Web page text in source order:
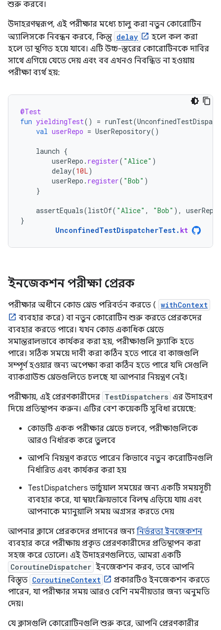
শুরু করবে।
উদাহরণস্বরূপ, এই পরীক্ষার মধ্যে চালু করা নতুন কোরোটিন
অ্যালিসকে নিবন্ধন করবে, কিন্তু delay
হলে কল করা
হলে তা স্থগিত হয়ে যাবে। এটি উচ্চ-স্তরের কোরোটিনকে দাবির
সাথে এগিয়ে যেতে দেয় এবং বব এখনও নিবন্ধিত না হওয়ায়
পরীক্ষা ব্যর্থ হয়:
@Test
fun yieldingTest() = runTest(
val userRepo = UserRepository()
launch {
userRepo . register( "Alice" )
delay(10L)
userRepo . register( "Bob" )
}
assertEquals(listOf( "Alice" , "Bob" ), userRepo
}
UnconfinedTestDispatcherTest. kt
ইনজেকশন পরীক্ষা প্রেরক
পরীক্ষার অধীনে কোড থ্রেড পরিবর্তন করতে ( withContext
ব্যবহার করে) বা নতুন কোরোটিন শুরু করতে প্রেরকদের
ব্যবহার করতে পারে। যখন কোড একাধিক থ্রেডে
সমান্তরালভাবে কার্যকর করা হয়, পরীক্ষাগুলি ফ্ল্যাকি হতে
পারে। সঠিক সময়ে দাবী করা কঠিন হতে পারে বা কাজগুলি
সম্পূর্ণ হওয়ার জন্য অপেক্ষা করা কঠিন হতে পারে যদি সেগুলি
ব্যাকগ্রাউন্ড থ্রেডগুলিতে চলছে যা আপনার নিয়ন্ত্রণ নেই।
পরীক্ষায়, এই প্রেরণকারীদের TestDispatchers এর উদাহরণ
দিয়ে প্রতিস্থাপন করুন। এটির বেশ কয়েকটি সুবিধা রয়েছে:
কোডটি একক পরীক্ষার থ্রেডে চলবে, পরীক্ষাগুলিকে
আরও নির্ধারক করে তুলবে
আপনি নিয়ন্ত্রণ করতে পারেন কিভাবে নতুন করোটিনগুলি
নির্ধারিত এবং কার্যকর করা হয়
TestDispatchers ভার্চুয়াল সময়ের জন্য একটি সময়সূচী
ব্যবহার করে, যা স্বয়ংক্রিয়ভাবে বিলম্ব এড়িয়ে যায় এবং
আপনাকে ম্যানুয়ালি সময় অগ্রসর করতে দেয়
আপনার ক্লাসে প্রেরকদের প্রদানের জন্য নির্ভরতা ইনজেকশন
ব্যবহার করে পরীক্ষায় প্রকৃত প্রেরণকারীদের প্রতিস্থাপন করা
সহজ করে তোলে। এই উদাহরণগুলিতে, আমরা একটি
CoroutineDispatcher ইনজেকশন করব, তবে আপনি
বিস্তৃত CoroutineContext
প্রকারটিও ইনজেকশন করতে
পারেন, যা পরীক্ষার সময় আরও বেশি নমনীয়তার জন্য অনুমতি
দেয়।
যে ক্লাসগুলি কোরোটিনগুলি শুরু করে, আপনি প্রেরণকারীর